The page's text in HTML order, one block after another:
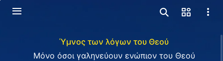
Ύμνος των λόγων του Θεού
Μόνο όσοι γαληνεύουν ενώπιον του Θεού